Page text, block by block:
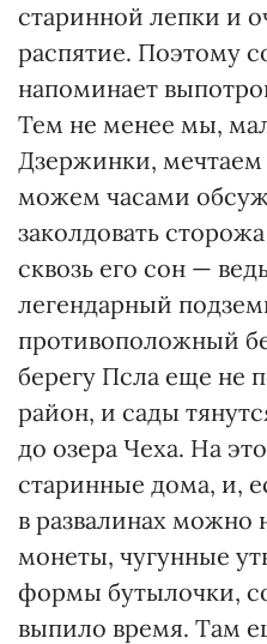
старинной лепки и
распятие. Поэтому
напоминает
Тем не менее мы,
Дзержинки, мечтаем
можем часами
заколдовать
сквозь его сон —
легендарный
противоположный
берегу Псла еще не
район, и сады
до озера Чеха. На
старинные дома, и,
в развалинах можно
монеты, чугунные
формы бутылочки,
выпило время. Там